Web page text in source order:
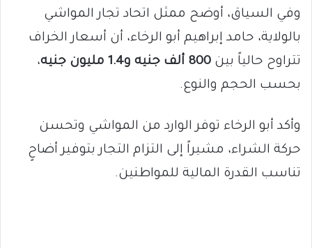
وفي السياق، أوضح ممثل اتحاد تجار المواشي
بالولاية، حامد إبراهيم أبو الرخاء، أن أسعار الخراف
تتراوح حالياً بين 800 ألف جنيه و1.4 مليون جنيه
،
بحسب الحجم والنوع.
وأكد أبو الرخاء توفر الوارد من المواشي وتحسن
حركة الشراء، مشيراً إلى التزام التجار بتوفير أضاحٍ
تناسب القدرة المالية للمواطنين.